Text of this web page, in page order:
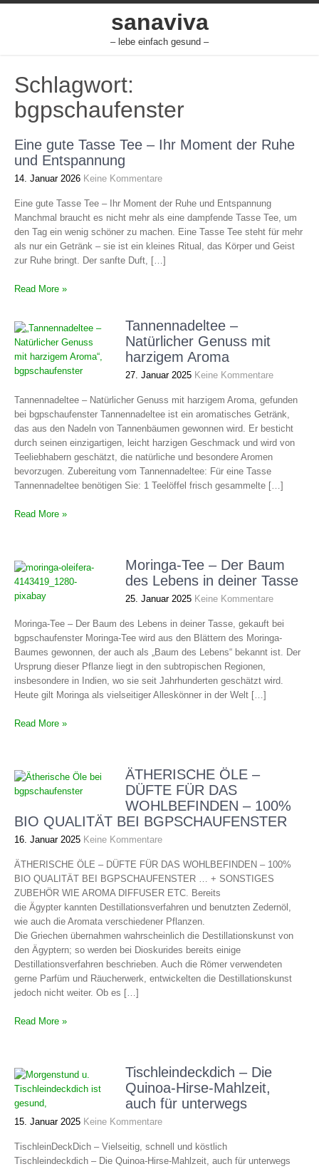
Skip
sanaviva
– lebe einfach gesund –
Schlagwort:
bgpschaufenster
Eine gute Tasse Tee – Ihr Moment der Ruhe
und Entspannung
14. Januar 2026 Keine Kommentare
Eine gute Tasse Tee – Ihr Moment der Ruhe und Entspannung
Manchmal braucht es nicht mehr als eine dampfende Tasse Tee, um
den Tag ein wenig schöner zu machen. Eine Tasse Tee steht für mehr
als nur ein Getränk – sie ist ein kleines Ritual, das Körper und Geist
zur Ruhe bringt. Der sanfte Duft, […]
Read More »
Tannennadeltee –
Natürlicher Genuss mit
harzigem Aroma
27. Januar 2025 Keine Kommentare
Tannennadeltee – Natürlicher Genuss mit harzigem Aroma, gefunden
bei bgpschaufenster Tannennadeltee ist ein aromatisches Getränk,
das aus den Nadeln von Tannenbäumen gewonnen wird. Er besticht
durch seinen einzigartigen, leicht harzigen Geschmack und wird von
Teeliebhabern geschätzt, die natürliche und besondere Aromen
bevorzugen. Zubereitung vom Tannennadeltee: Für eine Tasse
Tannennadeltee benötigen Sie: 1 Teelöffel frisch gesammelte […]
Read More »
Moringa-Tee – Der Baum
des Lebens in deiner Tasse
25. Januar 2025 Keine Kommentare
Moringa-Tee – Der Baum des Lebens in deiner Tasse, gekauft bei
bgpschaufenster Moringa-Tee wird aus den Blättern des Moringa-
Baumes gewonnen, der auch als „Baum des Lebens“ bekannt ist. Der
Ursprung dieser Pflanze liegt in den subtropischen Regionen,
insbesondere in Indien, wo sie seit Jahrhunderten geschätzt wird.
Heute gilt Moringa als vielseitiger Alleskönner in der Welt […]
Read More »
ÄTHERISCHE ÖLE –
DÜFTE FÜR DAS
WOHLBEFINDEN – 100%
BIO QUALITÄT BEI BGPSCHAUFENSTER
16. Januar 2025 Keine Kommentare
ÄTHERISCHE ÖLE – DÜFTE FÜR DAS WOHLBEFINDEN – 100%
BIO QUALITÄT BEI BGPSCHAUFENSTER … + SONSTIGES
ZUBEHÖR WIE AROMA DIFFUSER ETC. Bereits
die Ägypter kannten Destillationsverfahren und benutzten Zedernöl,
wie auch die Aromata verschiedener Pflanzen.
Die Griechen übernahmen wahrscheinlich die Destillationskunst von
den Ägyptern; so werden bei Dioskurides bereits einige
Destillationsverfahren beschrieben. Auch die Römer verwendeten
gerne Parfüm und Räucherwerk, entwickelten die Destillationskunst
jedoch nicht weiter. Ob es […]
Read More »
Tischleindeckdich – Die
Quinoa-Hirse-Mahlzeit,
auch für unterwegs
15. Januar 2025 Keine Kommentare
TischleinDeckDich – Vielseitig, schnell und köstlich
Tischleindeckdich – Die Quinoa-Hirse-Mahlzeit, auch für unterwegs